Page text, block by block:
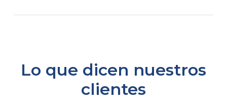
Lo que dicen nuestros
clientes